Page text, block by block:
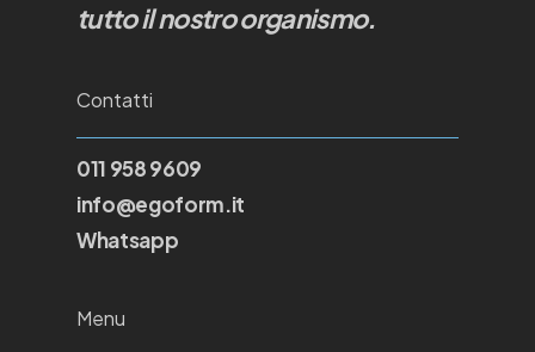
tutto il nostro organismo.
Contatti
011 958 9609
info@egoform.it
Whatsapp
Menu